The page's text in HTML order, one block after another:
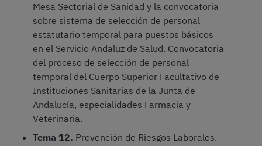
Mesa Sectorial de Sanidad y la convocatoria
sobre sistema de selección de personal
estatutario temporal para puestos básicos
en el Servicio Andaluz de Salud. Convocatoria
del proceso de selección de personal
temporal del Cuerpo Superior Facultativo de
Instituciones Sanitarias de la Junta de
Andalucía, especialidades Farmacia y
Veterinaria.
Tema 12. Prevención de Riesgos Laborales.